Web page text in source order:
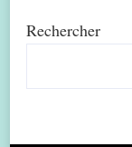
Rechercher